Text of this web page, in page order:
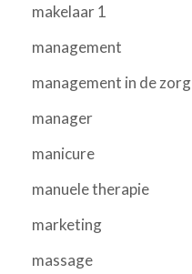
makelaar 1
management
management in de zorg
manager
manicure
manuele therapie
marketing
massage